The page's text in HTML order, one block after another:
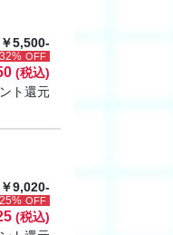
￥5,500-
OFF
(税込)
ト還元
￥9,020-
OFF
(税込)